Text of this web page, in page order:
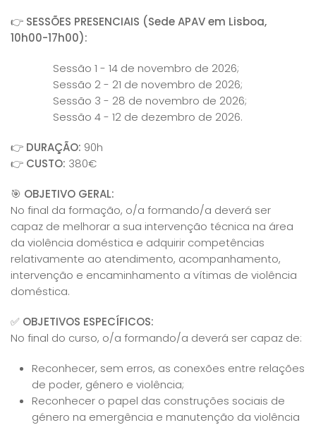
👉 SESSÕES PRESENCIAIS (Sede APAV em Lisboa,
10h00-17h00):
Sessão 1 - 14 de novembro de 2026;
Sessão 2 - 21 de novembro de 2026;
Sessão 3 - 28 de novembro de 2026;
Sessão 4 - 12 de dezembro de 2026.
👉 DURAÇÃO: 90h
👉 CUSTO: 380€
🎯 OBJETIVO GERAL:
No final da formação, o/a formando/a deverá ser
capaz de melhorar a sua intervenção técnica na área
da violência doméstica e adquirir competências
relativamente ao atendimento, acompanhamento,
intervenção e encaminhamento a vítimas de violência
doméstica.
✅ OBJETIVOS ESPECÍFICOS:
No final do curso, o/a formando/a deverá ser capaz de:
Reconhecer, sem erros, as conexões entre relações
de poder, género e violência;
Reconhecer o papel das construções sociais de
género na emergência e manutenção da violência